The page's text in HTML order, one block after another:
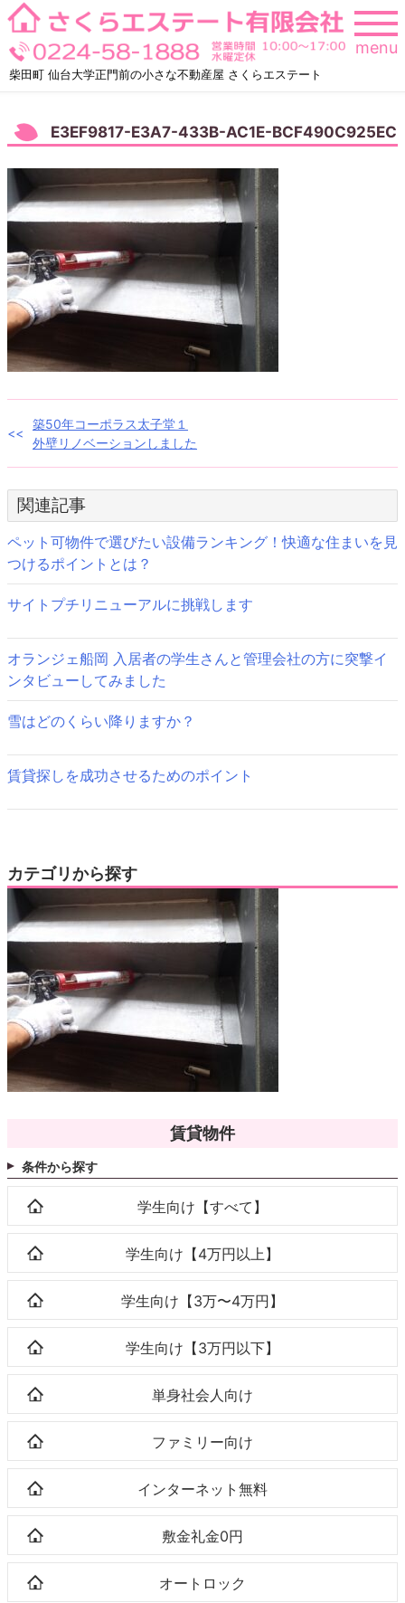
Skip
to
content
柴田町 仙台大学正門前の小さな不動産屋 さくらエステート
menu
E3EF9817-E3A7-433B-AC1E-BCF490C925EC
投
稿
ナ
ビ
ゲ
ー
ョ
ン
築50年コーポラス太子堂１
外壁リノベーションしました
関連記事
ペット可物件で選びたい設備ランキング！快適な住まいを見
つけるポイントとは？
サイトプチリニューアルに挑戦します
オランジェ船岡 入居者の学生さんと管理会社の方に突撃イ
ンタビューしてみました
雪はどのくらい降りますか？
賃貸探しを成功させるためのポイント
カテゴリから探す
賃貸物件
条件から探す
学生向け【すべて】
学生向け【4万円以上】
学生向け【3万〜4万円】
学生向け【3万円以下】
単身社会人向け
ファミリー向け
インターネット無料
敷金礼金0円
オートロック